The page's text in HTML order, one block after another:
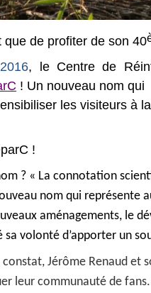
de profiter de son 40
, le Centre de
! Un nouveau nom qui
les visiteurs à
!
? « La connotation
nom qui représente
aménagements, le
volonté d’apporter un
Jérôme Renaud et
leur communauté de fans.